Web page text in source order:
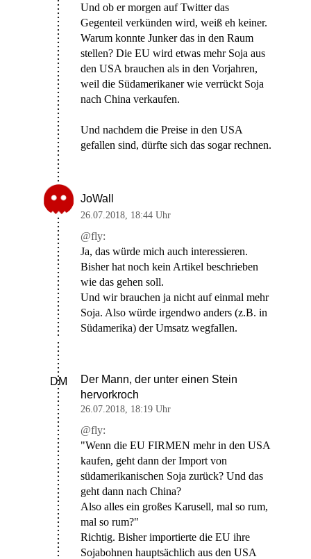
Und ob er morgen auf Twitter das
Gegenteil verkünden wird, weiß eh keiner.
Warum konnte Junker das in den Raum
stellen? Die EU wird etwas mehr Soja aus
den USA brauchen als in den Vorjahren,
weil die Südamerikaner wie verrückt Soja
nach China verkaufen.
Und nachdem die Preise in den USA
gefallen sind, dürfte sich das sogar rechnen.
JoWall
26.07.2018 18:44 Uhr
@fly:
Ja, das würde mich auch interessieren.
Bisher hat noch kein Artikel beschrieben
wie das gehen soll.
Und wir brauchen ja nicht auf einmal mehr
Soja. Also würde irgendwo anders (z.B. in
Südamerika) der Umsatz wegfallen.
DM
Der Mann, der unter einen Stein
hervorkroch
26.07.2018 18:19 Uhr
@fly:
"Wenn die EU FIRMEN mehr in den USA
kaufen, geht dann der Import von
südamerikanischen Soja zurück? Und das
geht dann nach China?
Also alles ein großes Karusell, mal so rum,
mal so rum?"
Richtig. Bisher importierte die EU ihre
Sojabohnen hauptsächlich aus den USA